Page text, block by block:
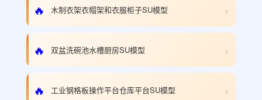
🔥 木制衣架衣帽架和衣服柜子SU模型 ›
🔥 双盆洗碗池水槽厨房SU模型 ›
🔥 工业钢格板操作平台仓库平台SU模型 ›